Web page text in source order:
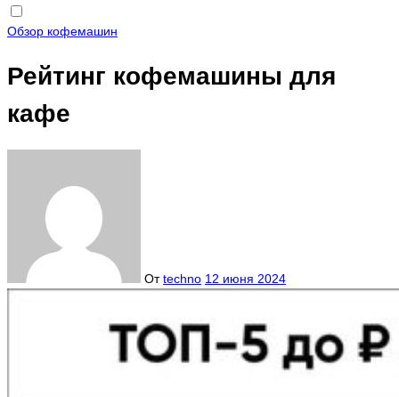
Обзор кофемашин
Рейтинг кофемашины для
кафе
Отtechno 12 июня 2024